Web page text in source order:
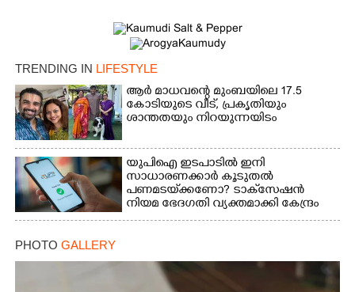
TRENDING IN LIFESTYLE
ആർ മാധവന്റെ മുംബയിലെ 17.5
കോടിയുടെ വീട്,​ പ്രകൃതിയും
ശാന്തതയും നിറയുന്നയിടം
യുപിഐ ഇടപാടിൽ ഇനി
സാധാരണക്കാർ കൂടുതൽ
പണമടയ്‌ക്കണോ?​ ടാക്‌സേഷൻ
നിയമ ഭേദഗതി വ്യക്തമാക്കി കേന്ദ്രം
PHOTO GALLERY
Share this link